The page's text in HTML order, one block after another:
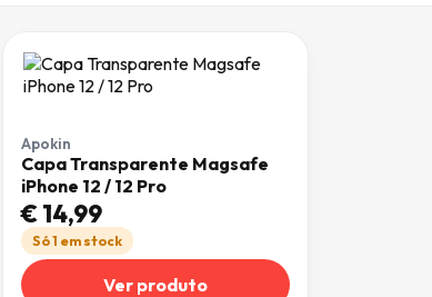
Apokin
Capa Transparente Magsafe
iPhone 12 / 12 Pro
€14,99
Só 1 em stock
Ver produto